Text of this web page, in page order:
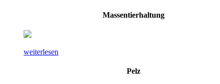
Massentierhaltung
weiterlesen
Pelz